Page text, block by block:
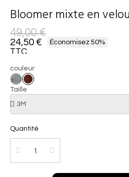
Bloomer mixte en
49,00 €
24,50 € Économisez 50%
TTC
couleur
Taille
Quantité